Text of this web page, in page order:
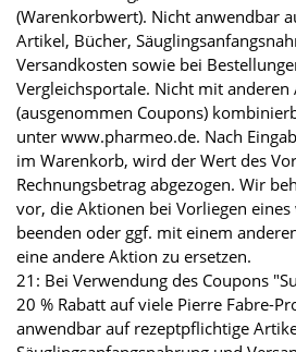
(Warenkorbwert). Nicht anwendbar
Artikel, Bücher,
Versandkosten sowie bei
Vergleichsportale. Nicht mit
(ausgenommen Coupons)
unter www.pharmeo.de. Nach
im Warenkorb, wird der Wert des
Rechnungsbetrag abgezogen. Wir
vor, die Aktionen bei Vorliegen
beenden oder ggf. mit einem
eine andere Aktion zu ersetzen.
21: Bei Verwendung des Coupons
20 % Rabatt auf viele Pierre Fabre-
anwendbar auf rezeptpflichtige